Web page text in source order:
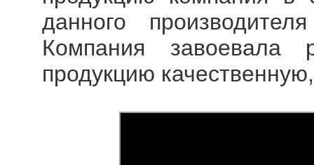
данного
Компания завоевала
продукцию